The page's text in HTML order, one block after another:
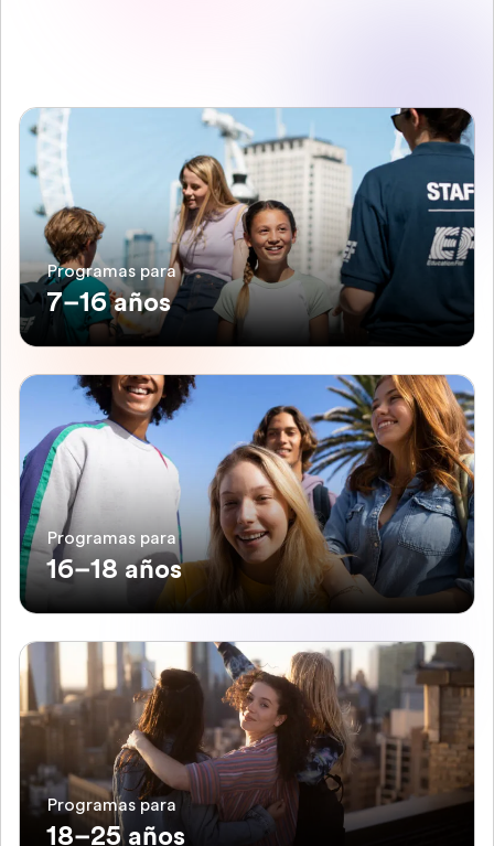
Programas para
7–16 años
Programas para
16–18 años
Programas para
18–25 años